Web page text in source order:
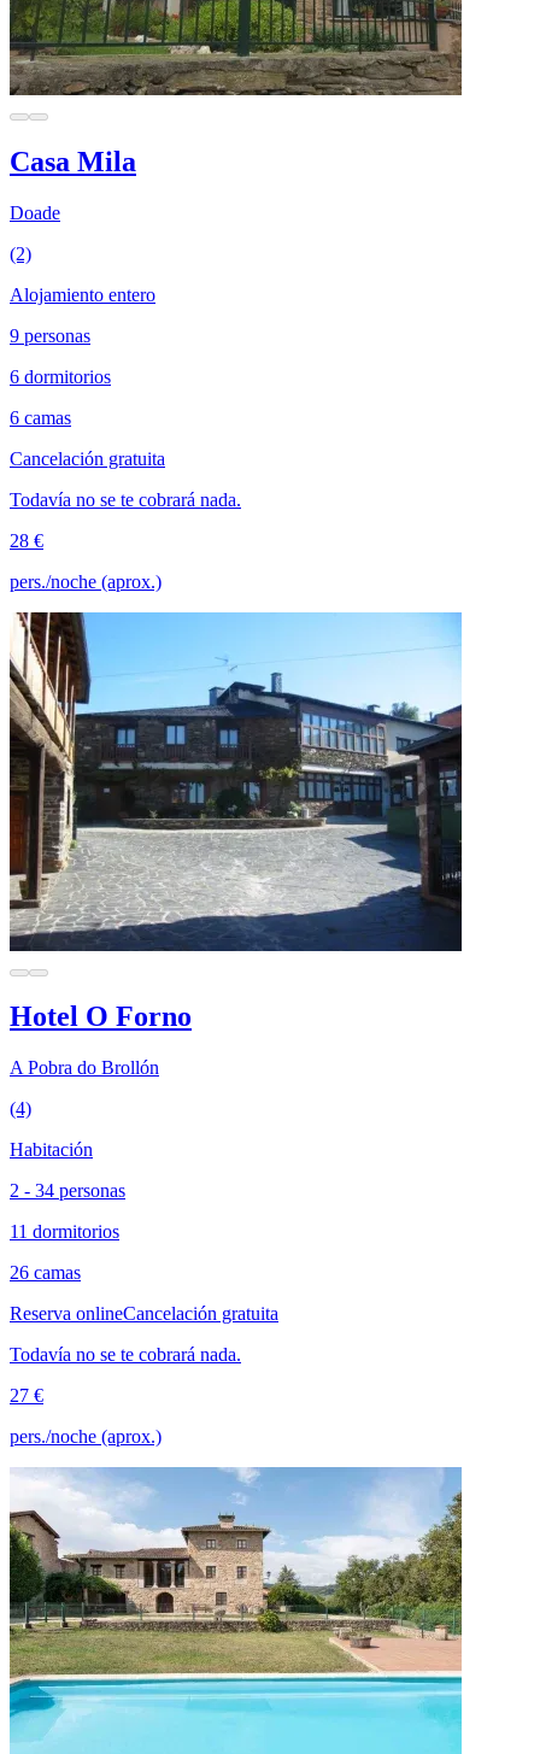
Casa Mila
Doade
(2)
Alojamiento entero
9 personas
6 dormitorios
6 camas
Cancelación gratuita
Todavía no se te cobrará nada.
28 €
pers./noche (aprox.)
Hotel O Forno
A Pobra do Brollón
(4)
Habitación
2 - 34 personas
11 dormitorios
26 camas
Reserva onlineCancelación gratuita
Todavía no se te cobrará nada.
27 €
pers./noche (aprox.)